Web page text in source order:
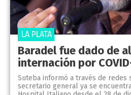
Baradel fue dado de
internación por
Suteba informó a través de redes
secretario general ya se
LA PLATA